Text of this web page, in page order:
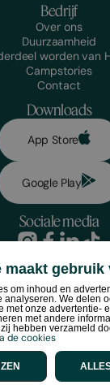
Bedrijf
Over ons
Duurzaamheid
worden van
Campstories
Contact
Downloads
App Store
Google Play
Sociale media
Socialemediabeleid
Cookiebeleid
voor HolaCamp-
| Alle rechten
maakt gebruik
om inhoud en
analyseren. We delen
met onze advertentie-
met andere
hebben verzameld
de cookies